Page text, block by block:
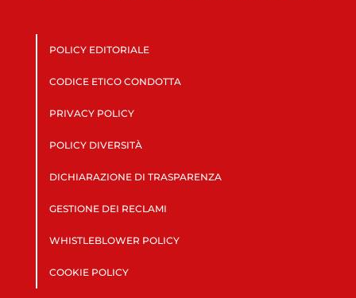
POLICY EDITORIALE
CODICE ETICO CONDOTTA
PRIVACY POLICY
POLICY DIVERSITÀ
DICHIARAZIONE DI TRASPARENZA
GESTIONE DEI RECLAMI
WHISTLEBLOWER POLICY
COOKIE POLICY